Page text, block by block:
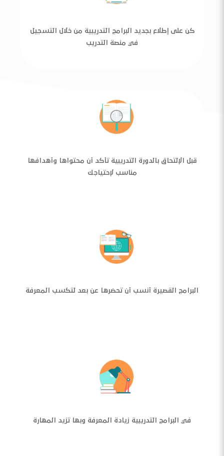
كن على إطلاع بجديد البرامج التدريبية من خلال التسجيل
في منصة التدريب
قبل الإلتحاق بالدورة التدريبية تأكد أن محتواها وأهدافها
مناسب لإحتياجك
البرامج القصيرة أنسب أن تحضرها عن بعد لتكسب المعرفة
في البرامج التدريبية زيادة المعرفة وبها تزيد المهارة